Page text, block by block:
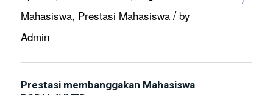
Mahasiswa, Prestasi Mahasiswa / by
Admin
Prestasi membanggakan Mahasiswa